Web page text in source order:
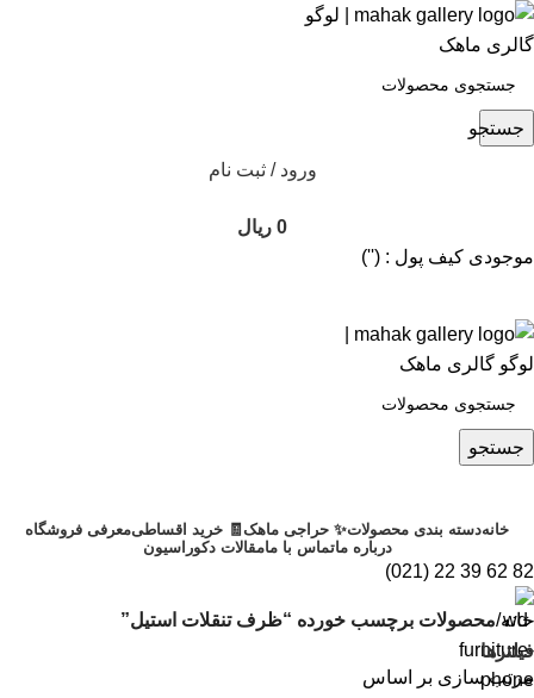
جستجو
ورود / ثبت نام
0 ریال
موجودی کیف پول : ('')
جستجو
خانهدسته بندی محصولات✨ حراجی ماهک 🧾 خرید اقساطیمعرفی فروشگاه
درباره ماتماس با مامقالات دکوراسیون
82 62 39 22 (021)
خانه محصولات برچسب خورده “ظرف تنقلات استیل”
فیلترها
مرتب سازی بر اساس